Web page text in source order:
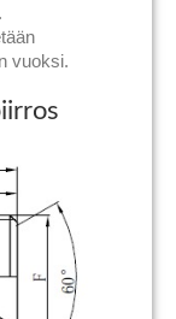
vuoksi.